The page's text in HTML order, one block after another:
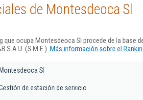
de Montesdeoca Sl
que ocupa Montesdeoca Sl procede de la base
S.A.U. (S.M.E.). Más información sobre el
Montesdeoca Sl
de estación de servicio.